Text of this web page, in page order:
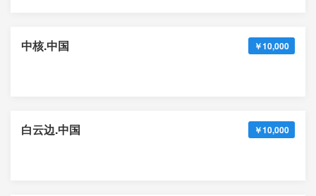
中核.中国 ￥10,000
白云边.中国 ￥10,000